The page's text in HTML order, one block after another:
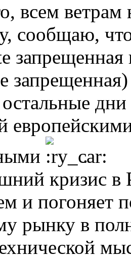
всем
сообщаю,
.
кризис в
и погоняет
рынку в